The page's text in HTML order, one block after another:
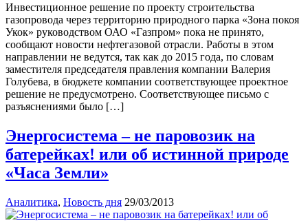
Инвестиционное решение по проекту строительства
газопровода через территорию природного парка «Зона покоя
Укок» руководством ОАО «Газпром» пока не принято,
сообщают новости нефтегазовой отрасли. Работы в этом
направлении не ведутся, так как до 2015 года, по словам
заместителя председателя правления компании Валерия
Голубева, в бюджете компании соответствующее проектное
решение не предусмотрено. Соответствующее письмо с
разъяснениями было […]
Энергосистема – не паровозик на
батерейках! или об истинной природе
«Часа Земли»
Аналитика, Новость дня 29/03/2013